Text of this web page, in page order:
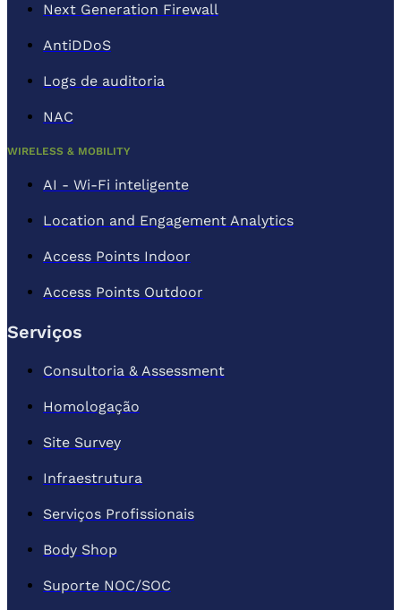
Next Generation Firewall
AntiDDoS
Logs de auditoria
NAC
WIRELESS & MOBILITY
AI - Wi-Fi inteligente
Location and Engagement Analytics
Access Points Indoor
Access Points Outdoor
Serviços
Consultoria & Assessment
Homologação
Site Survey
Infraestrutura
Serviços Profissionais
Body Shop
Suporte NOC/SOC